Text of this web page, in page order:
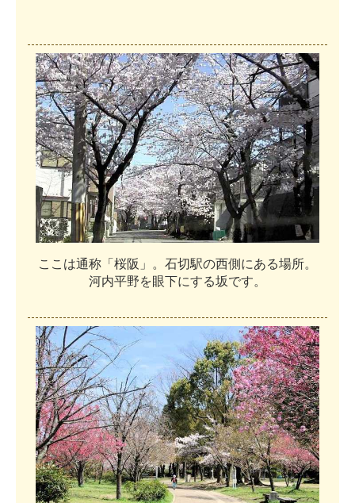
こ こ は通称 「 桜阪 」 。 石切駅の西側 にある場所。
河内平野を眼下にする坂です。